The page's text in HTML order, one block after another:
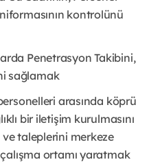
kontrolünü
Penetrasyon Takibini,
sağlamak
arasında köprü
bir iletişim kurulmasını
taleplerini merkeze
ortamı yaratmak